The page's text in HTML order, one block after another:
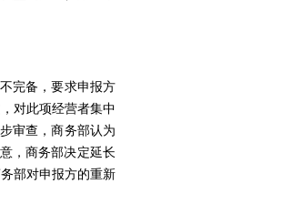
完备，要求申报方
对此项经营者集中
审查，商务部认为
，商务部决定延长
部对申报方的重新